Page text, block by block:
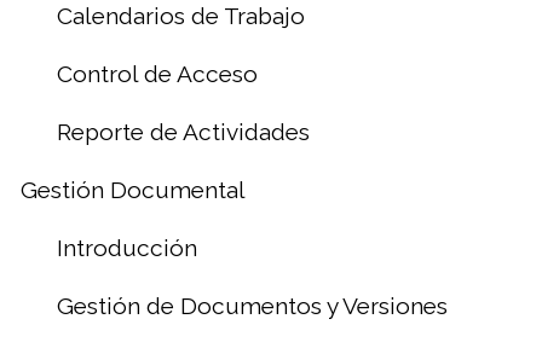
Calendarios de Trabajo
Control de Acceso
Reporte de Actividades
Gestión Documental
Introducción
Gestión de Documentos y Versiones